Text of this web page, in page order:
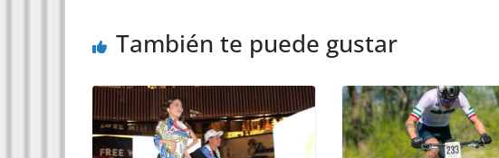
También te puede gustar